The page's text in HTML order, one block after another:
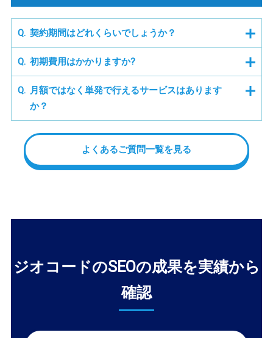
契約期間はどれくらいでしょうか？
初期費用はかかりますか?
月額ではなく単発で行えるサービスはあります
か？
よくあるご質問一覧を見る
ジオコードのSEOの成果を実績から
確認